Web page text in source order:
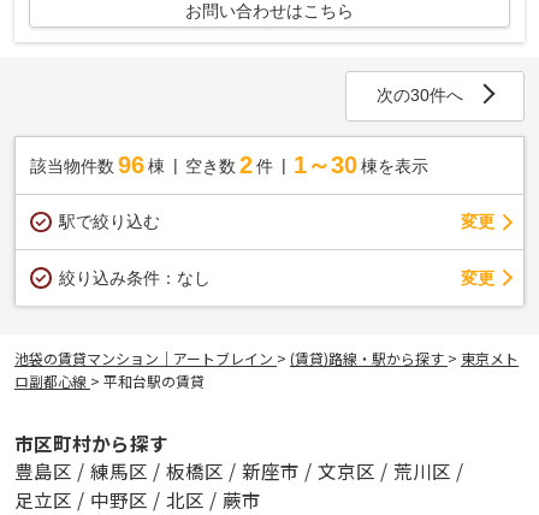
お問い合わせはこちら
次の30件へ
該当物件数 96棟 空き数 2 件 1～30 棟を表示
駅で絞り込む 変更
絞り込み条件： なし 変更
池袋の賃貸マンション｜アートブレイン > (賃貸)路線・駅から探す > 東京メト
ロ副都心線 > 平和台駅の賃貸
市区町村から探す
豊島区 / 練馬区 / 板橋区 / 新座市 / 文京区 / 荒川区 /
足立区 / 中野区 / 北区 / 蕨市